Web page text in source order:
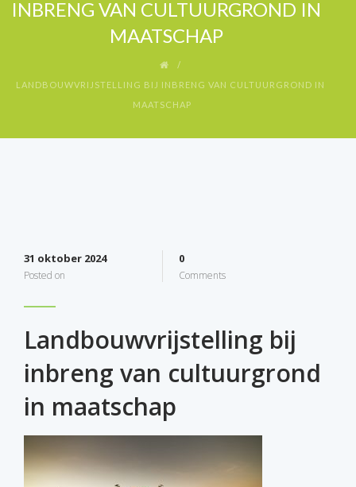
INBRENG VAN CULTUURGROND IN
MAATSCHAP
LANDBOUWVRIJSTELLING BIJ INBRENG VAN CULTUURGROND IN
MAATSCHAP
31 oktober 2024
Posted on
0
Comments
Landbouwvrijstelling bij
inbreng van cultuurgrond
in maatschap